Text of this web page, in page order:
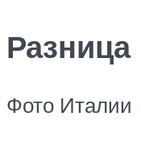
Фото Италии